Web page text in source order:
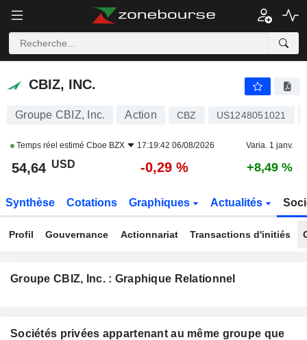
CBIZ, INC.
CBIZ, INC.
Groupe CBIZ, Inc. Action CBZ US1248051021
Temps réel estimé Cboe BZX 17:19:42 06/08/2026 Varia. 1 janv.
54,64 USD -0,29 % +8,49 %
Synthèse Cotations Graphiques Actualités
Profil Gouvernance Actionnariat Transactions d'initiés
Groupe CBIZ, Inc. : Graphique Relationnel
Sociétés privées appartenant au même groupe que